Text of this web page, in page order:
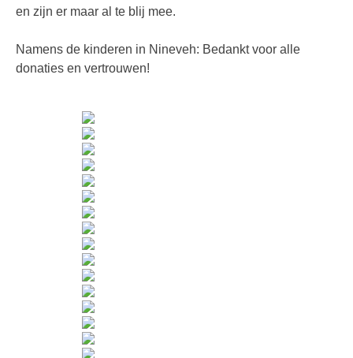
en zijn er maar al te blij mee.
Namens de kinderen in Nineveh: Bedankt voor alle
donaties en vertrouwen!